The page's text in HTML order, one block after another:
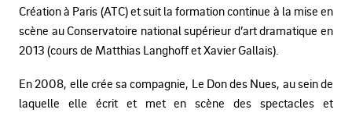
Création à Paris (ATC) et suit la formation continue à la mise en
scène au Conservatoire national supérieur d’art dramatique en
2013 (cours de Matthias Langhoff et Xavier Gallais).
En 2008, elle crée sa compagnie, Le Don des Nues, au sein de
laquelle elle écrit et met en scène des spectacles et